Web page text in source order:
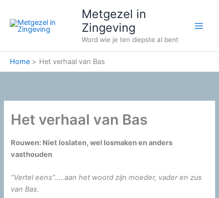
naar
Metgezel in
Zingeving
Word wie je ten diepste al bent
Home Het verhaal van Bas
Het verhaal van Bas
Rouwen: Niet loslaten, wel losmaken en anders
vasthouden
“Vertel eens”…..aan het woord zijn moeder, vader en zus
van Bas.